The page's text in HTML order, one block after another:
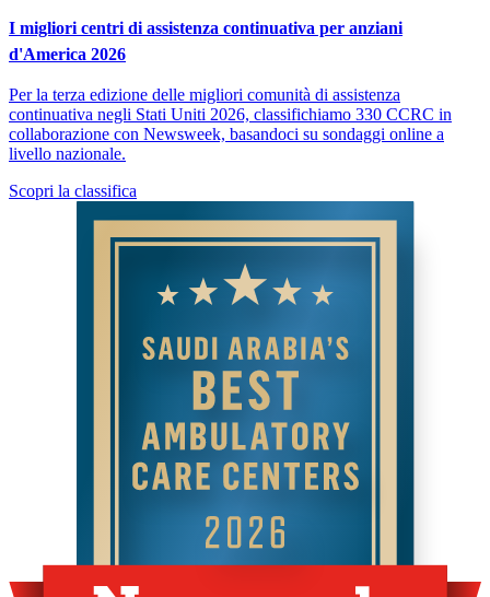
I migliori centri di assistenza continuativa per anziani
d'America 2026
Per la terza edizione delle migliori comunità di assistenza
continuativa negli Stati Uniti 2026, classifichiamo 330 CCRC in
collaborazione con Newsweek, basandoci su sondaggi online a
livello nazionale.
Scopri la classifica